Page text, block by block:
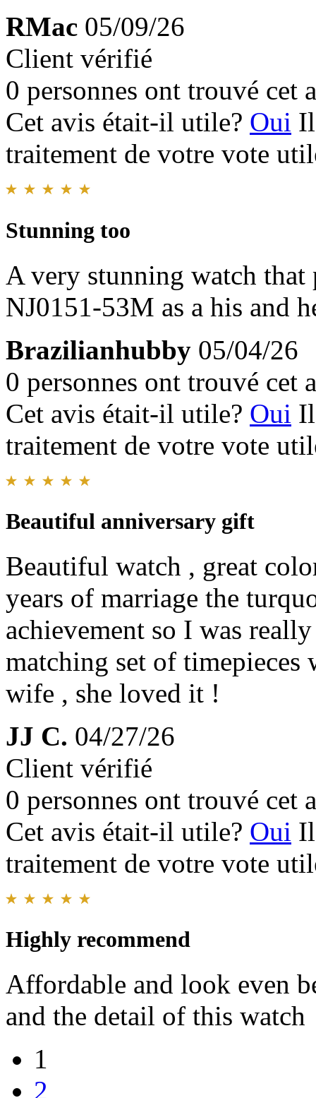
RMac 05/09/26
Client vérifié
0 personnes ont trouvé cet
Cet avis était-il utile? Oui
traitement de votre vote
Stunning too
A very stunning watch
NJ0151-53M as a his and
Brazilianhubby 05/04/26
0 personnes ont trouvé cet
Cet avis était-il utile? Oui
traitement de votre vote
Beautiful anniversary gift
Beautiful watch , great
years of marriage the
achievement so I was
matching set of
wife , she loved it !
JJ C. 04/27/26
Client vérifié
0 personnes ont trouvé cet
Cet avis était-il utile? Oui
traitement de votre vote
Highly recommend
Affordable and look even
and the detail of this watch
1
2